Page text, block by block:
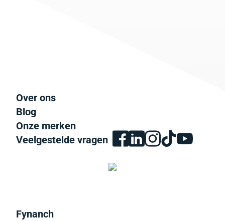
Over ons
Blog
Onze merken
Veelgestelde vragen
Fynanch